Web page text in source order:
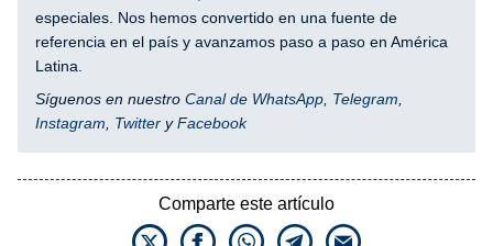
especiales. Nos hemos convertido en una fuente de
referencia en el país y avanzamos paso a paso en América
Latina.
Síguenos en nuestro Canal de WhatsApp Telegram
Instagram
Twitter yFacebook
Comparte este artículo